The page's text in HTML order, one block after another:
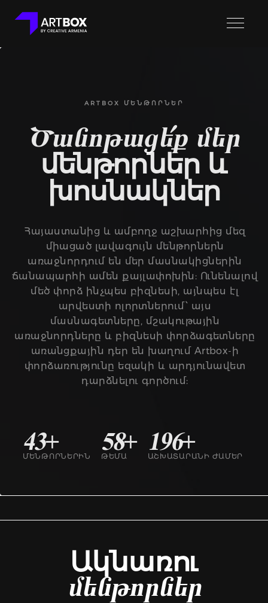
ARTBOX ՄԵՆԹՈՐՆԵՐ
Ծանոթացե՛ք մեր
մենթորներ և
խոսնակներ
Հայաստանից և ամբողջ աշխարհից մեզ
միացած լավագույն մենթորներն
առաջնորդում են մեր մասնակիցներին
ճանապարհի ամեն քայլափոխին: Ունենալով
մեծ փորձ ինչպես բիզնեսի, այնպես էլ
արվեստի ոլորտներում՝ այս
մասնագետները, մշակութային
առաջնորդները և բիզնեսի փորձագետները
առանցքային դեր են խաղում Artbox-ի
փորձառությունը եզակի և արդյունավետ
դարձնելու գործում:
43+
ՄԵՆԹՈՐՆԵՐԻՆ
58+
ԹԵՄԱ
196+
ԱՇԽԱՏԱՐԱՆԻ ԺԱՄԵՐ
Ակնառու
մենթորներ